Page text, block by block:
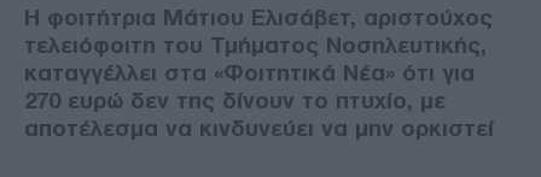
Η φοιτήτρια Μάτιου Ελισάβετ, αριστούχος
τελειόφοιτη του Τμήματος Νοσηλευτικής,
καταγγέλλει στα «Φοιτητικά Νέα» ότι για
270 ευρώ δεν της δίνουν το πτυχίο, με
αποτέλεσμα να κινδυνεύει να μην ορκιστεί